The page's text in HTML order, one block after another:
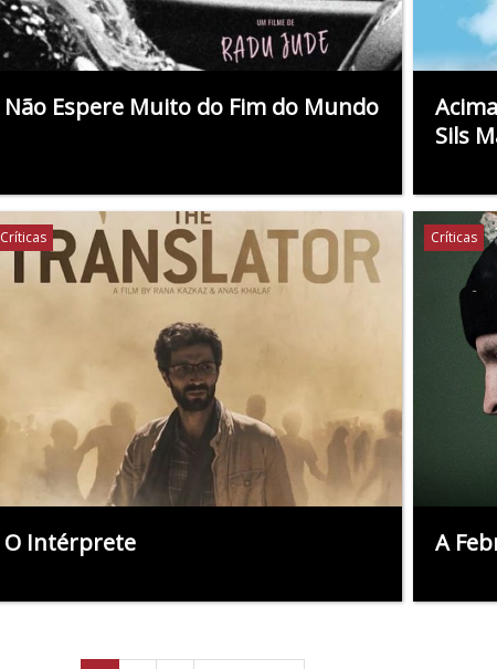
Não Espere Muito do Fim do Mundo
Sils
Críticas
O Intérprete
Críticas
A